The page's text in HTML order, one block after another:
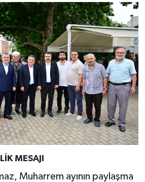
MESAJI
Muharrem ayının paylaşma